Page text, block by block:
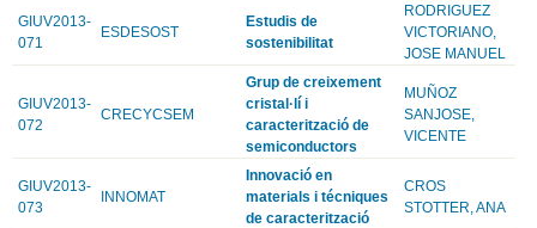
GIUV2013-
071
ESDESOST
Estudis de
sostenibilitat
RODRIGUEZ
VICTORIANO,
JOSE MANUEL
GIUV2013-
072
CRECYCSEM
Grup de creixement
cristal·lí i
caracterització de
semiconductors
MUÑOZ
SANJOSE,
VICENTE
GIUV2013-
073
INNOMAT
Innovació en
materials i técniques
de caracterització
CROS
STOTTER, ANA